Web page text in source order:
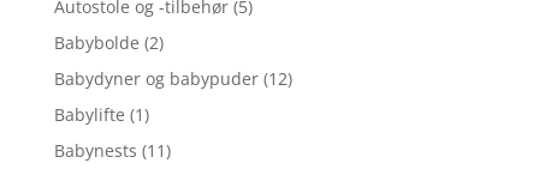
Autostole og -tilbehør (5)
Babybolde (2)
Babydyner og babypuder (12)
Babylifte (1)
Babynests (11)